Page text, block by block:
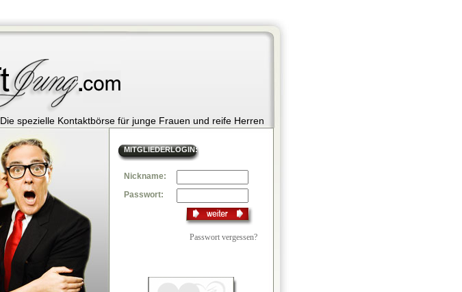
Die spezielle Kontaktbörse für junge Frauen und reife Herren
MITGLIEDERLOGIN:
Nickname:
Passwort:
Passwort vergessen?